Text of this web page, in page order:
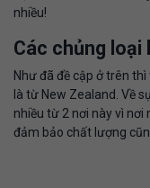
nhiều!
Các chủng
Như đã đề cập ở trên
là từ New Zealand. Về
nhiều từ 2 nơi này vì
đảm bảo chất lượng